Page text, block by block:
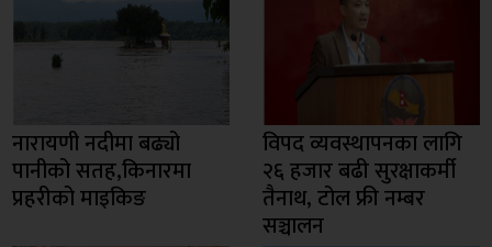
नारायणी नदीमा बढ्यो
पानीको सतह,किनारमा
प्रहरीको माइकिङ
विपद व्यवस्थापनका लागि
२६ हजार बढी सुरक्षाकर्मी
तैनाथ, टोल फ्री नम्बर
सञ्चालन